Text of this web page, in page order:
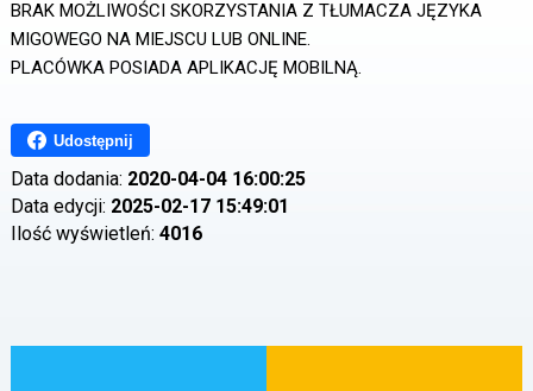
BRAK MOŻLIWOŚCI SKORZYSTANIA Z TŁUMACZA JĘZYKA
MIGOWEGO NA MIEJSCU LUB ONLINE.
PLACÓWKA POSIADA APLIKACJĘ MOBILNĄ.
Udostępnij
Data dodania: 2020-04-04 16:00:25
Data edycji: 2025-02-17 15:49:01
Ilość wyświetleń: 4016